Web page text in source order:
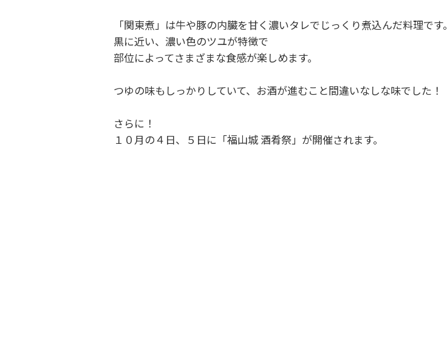
「関東煮」は牛や豚の内臓を甘く濃いタレでじっくり煮込んだ料理です。
黒に近い、濃い色のツユが特徴で
部位によってさまざまな食感が楽しめます。
つゆの味もしっかりしていて、お酒が進むこと間違いなしな味でした！
さらに！
１０月の４日、５日に「福山城 酒肴祭」が開催されます。